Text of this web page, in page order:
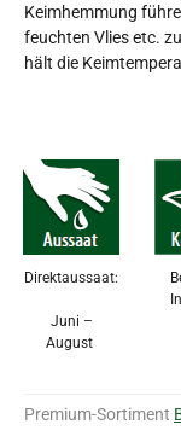
Keimhemmung
feuchten Vlies etc.
hält die
Direktaussaat:
Juni –
August
Premium-Sortiment